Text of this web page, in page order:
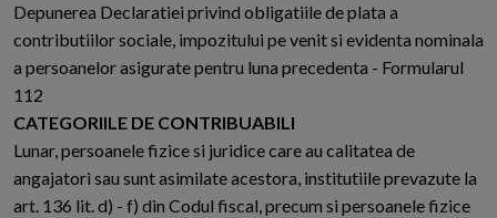
Depunerea Declaratiei privind obligatiile de plata a
contributiilor sociale, impozitului pe venit si evidenta nominala
a persoanelor asigurate pentru luna precedenta - Formularul
112
CATEGORIILE DE CONTRIBUABILI
Lunar, persoanele fizice si juridice care au calitatea de
angajatori sau sunt asimilate acestora, institutiile prevazute la
art. 136 lit. d) - f) din Codul fiscal, precum si persoanele fizice